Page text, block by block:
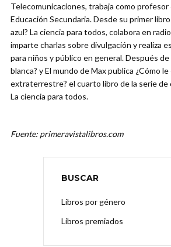
Telecomunicaciones, trabaja como profesor
Educación Secundaria. Desde su primer
azul? La ciencia para todos, colabora en
imparte charlas sobre divulgación y realiza
para niños y público en general. Después de
blanca? y El mundo de Max publica ¿Cómo
extraterrestre? el cuarto libro de la serie de
La ciencia para todos.
Fuente: primeravistalibros.com
BUSCAR
Libros por género
Libros premiados